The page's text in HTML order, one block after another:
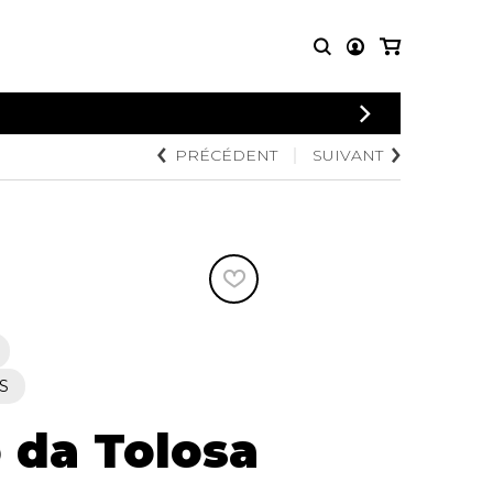
CONNEXION
PARTITIONS
POUR
AUTRES
PRODUITS
Disques compacts et
DVDs
PRÉCÉDENT SUIVANT
Tolosa